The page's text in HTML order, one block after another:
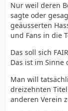
Nur weil deren
sagte oder
geäusserten
und Fans in die
Das soll sich
Das ist im Sinne
Man will
dreizehnten
anderen Verein